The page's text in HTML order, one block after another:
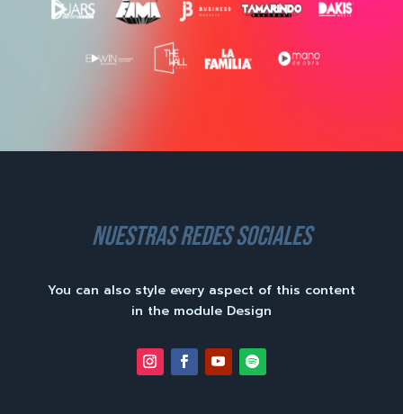
nuestras redes sociales
You can also style every aspect of this content
in the module Design